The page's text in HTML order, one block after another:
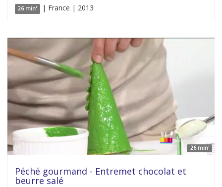
26 min' | France | 2013
26 min'
Péché gourmand - Entremet chocolat et
beurre salé